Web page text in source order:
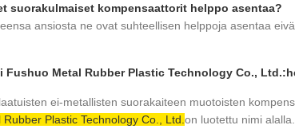
suorakulmaiset kompensaattorit helppo asentaa?
ansiosta ne ovat suhteellisen helppoja asentaa
Fushuo Metal Rubber Plastic Technology Co.,
ei-metallisten suorakaiteen muotoisten
Plastic Technology Co., Ltd. on luotettu nimi